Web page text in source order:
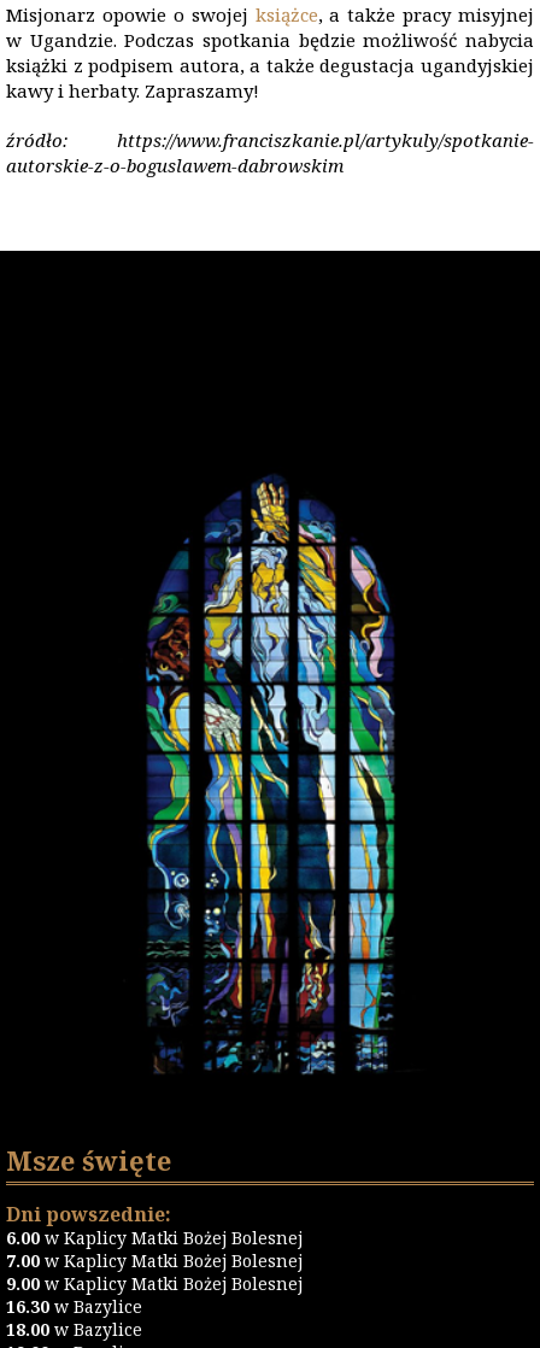
Misjonarz opowie o swojej książce, a także pracy misyjnej
w Ugandzie. Podczas spotkania będzie możliwość nabycia
książki z podpisem autora, a także degustacja ugandyjskiej
kawy i herbaty. Zapraszamy!
źródło: https://www.franciszkanie.pl/artykuly/spotkanie-
autorskie-z-o-boguslawem-dabrowskim
Msze święte
Dni powszednie:
6.00 w Kaplicy Matki Bożej Bolesnej
7.00 w Kaplicy Matki Bożej Bolesnej
9.00 w Kaplicy Matki Bożej Bolesnej
16.30 w Bazylice
18.00 w Bazylice